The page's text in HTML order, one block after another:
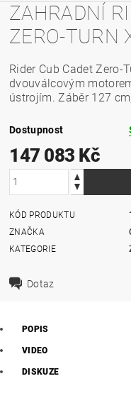
ZAHRADNÍ
ZERO-TURN
Rider Cub Cadet Zero-
dvouválcovým
ústrojím. Záběr 127
Dostupnost
147 083 Kč
KÓD PRODUKTU
ZNAČKA
KATEGORIE
Dotaz
POPIS
VIDEO
DISKUZE